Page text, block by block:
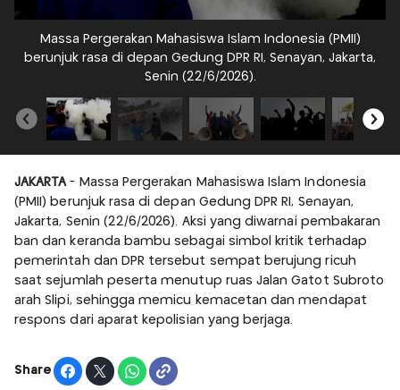
Massa Pergerakan Mahasiswa Islam Indonesia (PMII)
berunjuk rasa di depan Gedung DPR RI, Senayan, Jakarta,
Senin (22/6/2026).
JAKARTA - Massa Pergerakan Mahasiswa Islam Indonesia
(PMII) berunjuk rasa di depan Gedung DPR RI, Senayan,
Jakarta, Senin (22/6/2026). Aksi yang diwarnai pembakaran
ban dan keranda bambu sebagai simbol kritik terhadap
pemerintah dan DPR tersebut sempat berujung ricuh
saat sejumlah peserta menutup ruas Jalan Gatot Subroto
arah Slipi, sehingga memicu kemacetan dan mendapat
respons dari aparat kepolisian yang berjaga.
Share